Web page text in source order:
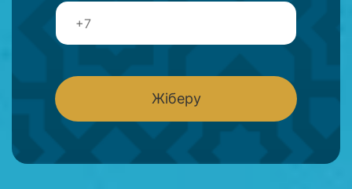
Т
л
о
н
Жіберу